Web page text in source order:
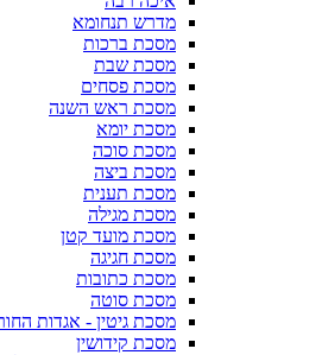
מדרש תנחומא
מסכת ברכות
מסכת שבת
מסכת פסחים
מסכת ראש השנה
מסכת יומא
מסכת סוכה
מסכת ביצה
מסכת תענית
מסכת מגילה
מסכת מועד קטן
מסכת חגיגה
מסכת כתובות
מסכת סוטה
מסכת גיטין - אגדות
מסכת קידושין